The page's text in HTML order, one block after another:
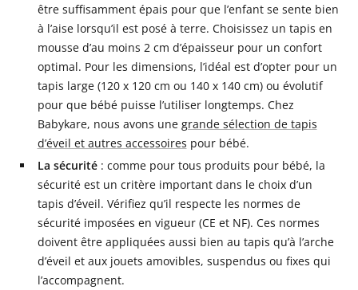
être suffisamment épais pour que l’enfant se sente bien
à l’aise lorsqu’il est posé à terre. Choisissez un tapis en
mousse d’au moins 2 cm d’épaisseur pour un confort
optimal. Pour les dimensions, l’idéal est d’opter pour un
tapis large (120 x 120 cm ou 140 x 140 cm) ou évolutif
pour que bébé puisse l’utiliser longtemps. Chez
Babykare, nous avons une grande sélection de tapis
d’éveil et autres accessoires pour bébé.
La sécurité: comme pour tous produits pour bébé, la
sécurité est un critère important dans le choix d’un
tapis d’éveil. Vérifiez qu’il respecte les normes de
sécurité imposées en vigueur (CE et NF). Ces normes
doivent être appliquées aussi bien au tapis qu’à l’arche
d’éveil et aux jouets amovibles, suspendus ou fixes qui
l’accompagnent.